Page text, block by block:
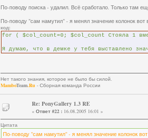
По-поводу поиска - удалил. Всё сработало. Только там
По-поводу "сам намутил" - я менял значение колонок вот
код:
for ( $col_count=0; $col_count Стояла 1
Я думаю, что в демке у тебя выставлено
Нет такого знания, которое не было бы силой.
MamboTeam.Ru - Сборная команда России
Re: PonyGallery 1.3 RE
« Ответ #22 : 16.08.2005 16:01 »
Цитата
По-поводу "сам намутил" - я менял значение колонок вот